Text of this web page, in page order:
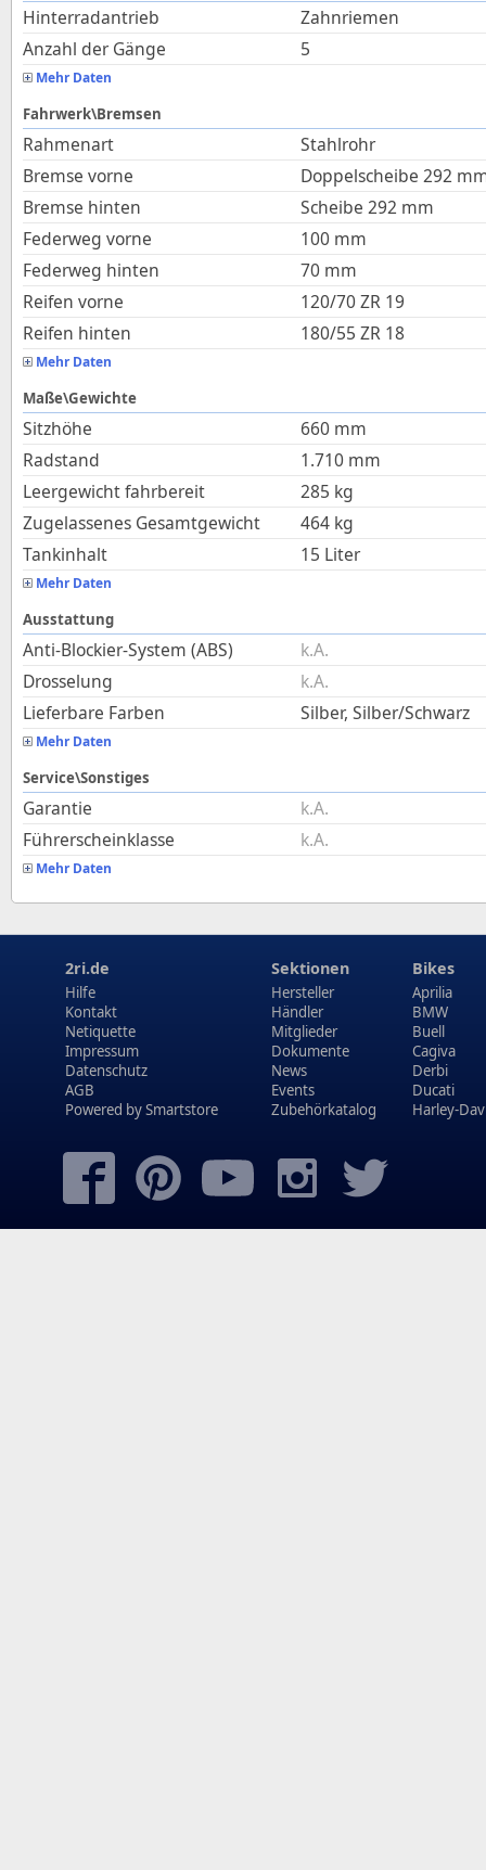
Hinterradantrieb
Zahnriemen
Anzahl der Gänge
5
Mehr Daten
Fahrwerk\Bremsen
Rahmenart
Stahlrohr
Bremse vorne
Doppelscheibe 292
Bremse hinten
Scheibe 292 mm
Federweg vorne
100 mm
Federweg hinten
70 mm
Reifen vorne
120/70 ZR 19
Reifen hinten
180/55 ZR 18
Mehr Daten
Maße\Gewichte
Sitzhöhe 660 mm
Radstand
1.710 mm
Leergewicht fahrbereit
285 kg
Zugelassenes Gesamtgewicht
464 kg
Tankinhalt
15 Liter
Mehr Daten
Ausstattung
Anti-Blockier-System (ABS)
k.A.
Drosselung
k.A.
Lieferbare Farben
Silber, Silber/Schwarz
Mehr Daten
Service\Sonstiges
Garantie
k.A.
Führerscheinklasse
k.A.
Mehr Daten
2ri.de
Hilfe
Kontakt
Netiquette
Impressum
Datenschutz
AGB
Powered bySmartstore
Sektionen
Hersteller
Händler
Mitglieder
Dokumente
News
Events
Zubehörkatalog
Bikes
Aprilia
BMW
Buell
Cagiva
Derbi
Ducati
Harley-